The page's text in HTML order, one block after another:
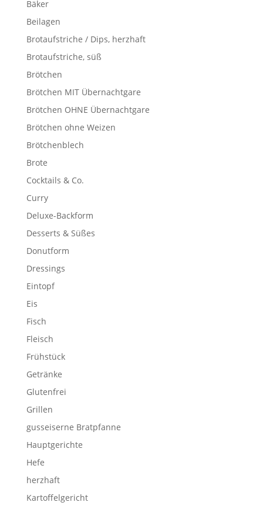
Bäker
Beilagen
Brotaufstriche / Dips, herzhaft
Brotaufstriche, süß
Brötchen
Brötchen MIT Übernachtgare
Brötchen OHNE Übernachtgare
Brötchen ohne Weizen
Brötchenblech
Brote
Cocktails & Co.
Curry
Deluxe-Backform
Desserts & Süßes
Donutform
Dressings
Eintopf
Eis
Fisch
Fleisch
Frühstück
Getränke
Glutenfrei
Grillen
gusseiserne Bratpfanne
Hauptgerichte
Hefe
herzhaft
Kartoffelgericht